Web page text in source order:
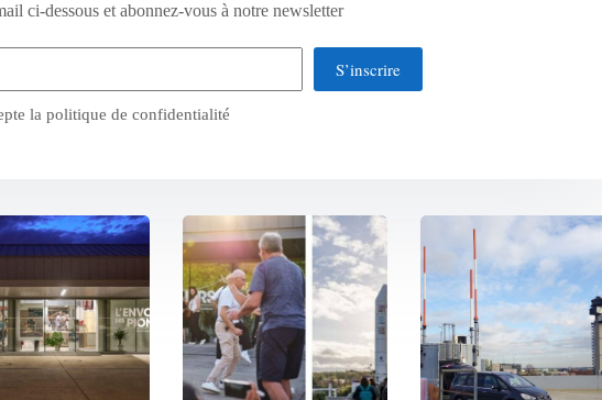
ci-dessous et abonnez-vous à notre newsletter
S’inscrire
la politique de confidentialité